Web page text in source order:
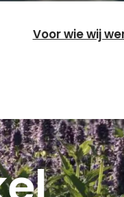
Voor wie wij